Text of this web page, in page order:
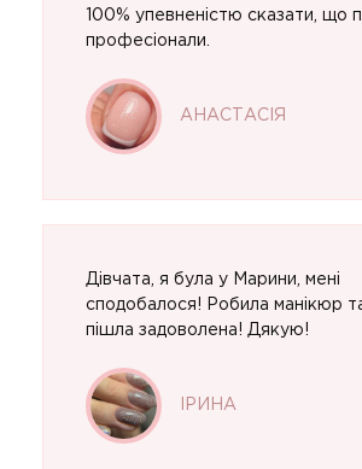
100% упевненістю сказати, що
професіонали.
АНАСТАСІЯ
Дівчата, я була у Марини, мені
сподобалося! Робила манікюр
пішла задоволена! Дякую!
ІРИНА